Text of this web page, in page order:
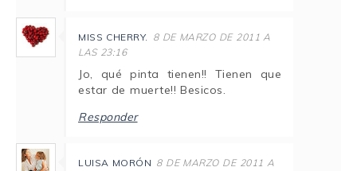
MISS CHERRY. 8 DE MARZO DE 2011 A
LAS 23:16
Jo, qué pinta tienen!! Tienen que
estar de muerte!! Besicos.
Responder
LUISA MORÓN 8 DE MARZO DE 2011 A